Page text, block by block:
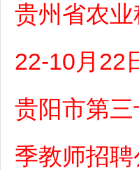
贵州省农
22-10月22
贵阳市第
季教师招